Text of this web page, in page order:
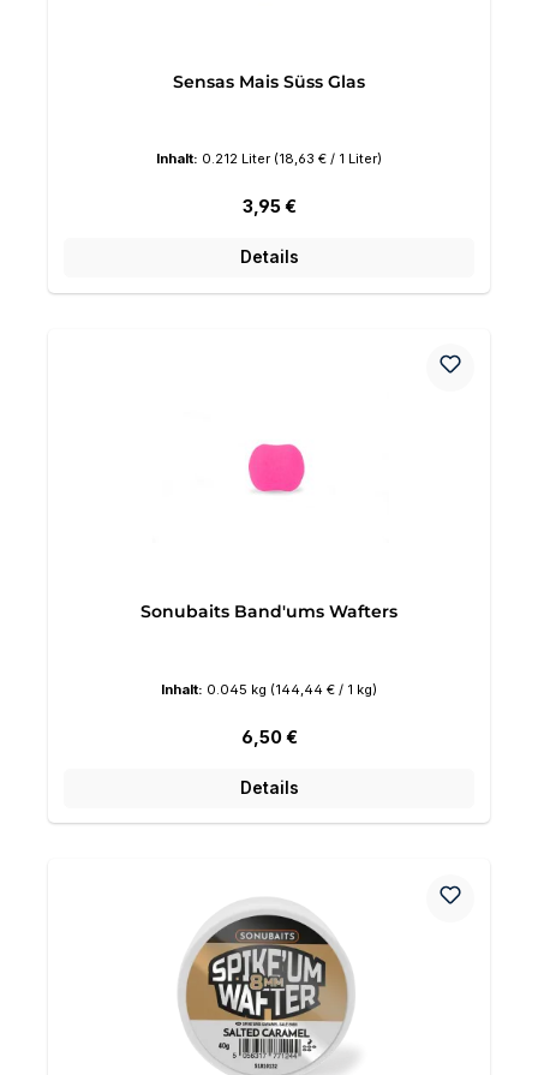
Sensas Mais Süss Glas
Inhalt: 0.212 Liter (18,63 € / 1 Liter)
Regulärer Preis:
3,95 €
Details
Sonubaits Band'ums Wafters
Inhalt: 0.045 kg (144,44 € / 1 kg)
Regulärer Preis:
6,50 €
Details